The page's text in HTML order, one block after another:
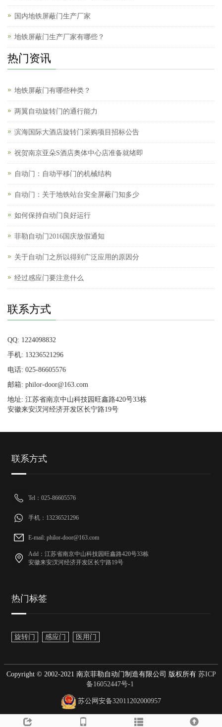
国内地铁屏蔽门生产厂家
地铁屏蔽门生产厂家有哪些？
热门资讯
地铁屏蔽门有哪些种类？
两翼自动旋转门的通行能力
滨海国际大酒店旋转门采购项目招标公告
祝贺南京亚朵S酒店奥体中心店准备就绪即
自动门：自动平移门的机械结构
自动门：关于地铁站台安全屏蔽门知多少
如何保持自动门良好运行
菲勒自动门2016国庆放假通知
关于自动门之所以得到广泛应用的原因分
经过感应门要注意什么
联系方式
QQ: 1224098832
手机: 13236521296
电话: 025-86605576
邮箱: philor-door@163.com
地址: 江苏省南京中山科技园旺鑫路420号33栋
安徽来安汊河经济开发区长宁路19号
联系方式
Tel：025-86605576
手机：13236521296
E-mail: philor-door@163.com
Add：江苏省南京中山科技园旺鑫路420号33栋
安徽来安汊河经济开发区长宁路19号
热门标签
旋转门 感应门 医用门
Copyright © 2002-2021 南京菲勒自动门制造有限公司 版权所有苏ICP
备16052447号-1
苏公网安备32011202000957